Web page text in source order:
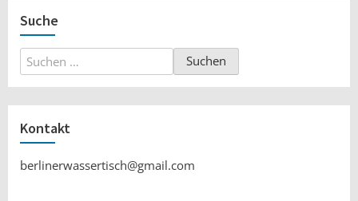
Suche
Suchen
nach:
Kontakt
berlinerwassertisch@gmail.com